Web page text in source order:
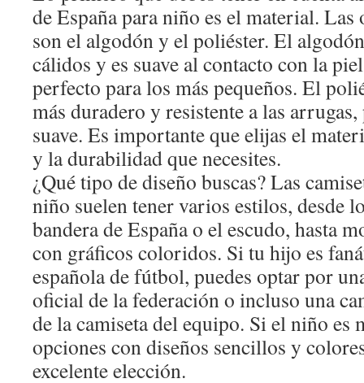
de España para niño es el material. Las
son el algodón y el poliéster. El
cálidos y es suave al contacto con la
perfecto para los más pequeños. El
más duradero y resistente a las
suave. Es importante que elijas el
y la durabilidad que necesites.
¿Qué tipo de diseño buscas? Las
niño suelen tener varios estilos, desde
bandera de España o el escudo, hasta
con gráficos coloridos. Si tu hijo es
española de fútbol, puedes optar por
oficial de la federación o incluso una
de la camiseta del equipo. Si el niño es
opciones con diseños sencillos y
excelente elección.